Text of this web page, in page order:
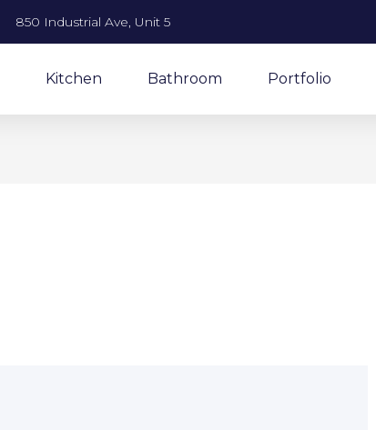
850 Industrial Ave, Unit 5
Kitchen Bathroom Portfolio